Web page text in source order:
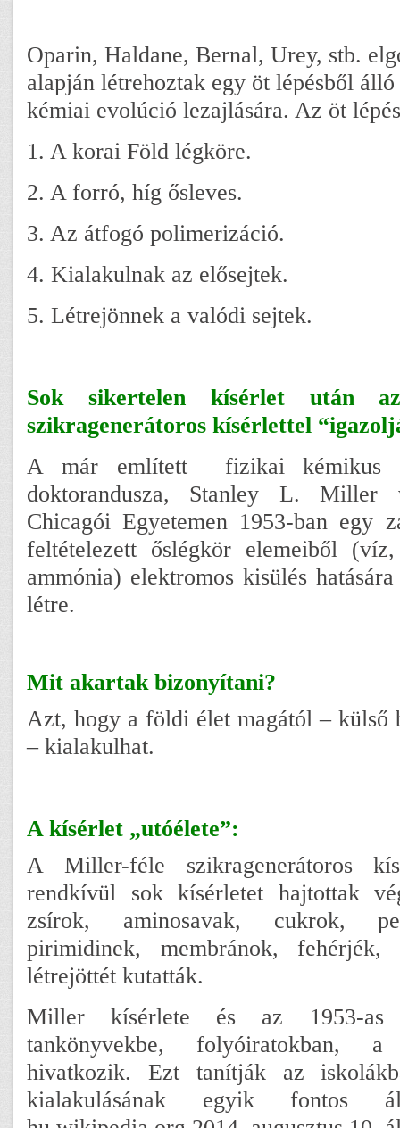
Oparin, Haldane, Bernal, Urey, stb.
alapján létrehoztak egy öt lépésből
kémiai evolúció lezajlására. Az öt
1. A korai Föld légköre.
2. A forró, híg ősleves.
3. Az átfogó polimerizáció.
4. Kialakulnak az elősejtek.
5. Létrejönnek a valódi sejtek.
Sok sikertelen kísérlet után
szikragenerátoros kísérlettel
A már említett fizikai kémikus
doktorandusza, Stanley L. Miller
Chicagói Egyetemen 1953-ban egy
feltételezett őslégkör elemeiből
ammónia) elektromos kisülés
létre.
Mit akartak bizonyítani?
Azt, hogy a földi élet magától – külső
– kialakulhat.
A kísérlet „utóélete”:
A Miller-féle szikragenerátoros
rendkívül sok kísérletet hajtottak
zsírok, aminosavak, cukrok,
pirimidinek, membránok,
létrejöttét kutatták.
Miller kísérlete és az 1953-
tankönyvekbe, folyóiratokban,
hivatkozik. Ezt tanítják az
kialakulásának egyik fontos